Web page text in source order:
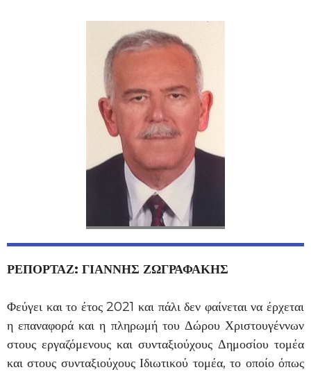
ΡΕΠΟΡΤΑΖ: ΓΙΑΝΝΗΣ ΖΩΓΡΑΦΑΚΗΣ
Φεύγει και το έτος 2021 και πάλι δεν φαίνεται να έρχεται
η επαναφορά και η πληρωμή του Δώρου Χριστουγέννων
στους εργαζόμενους και συνταξιούχους Δημοσίου τομέα
και στους συνταξιούχους Ιδιωτικού τομέα, το οποίο όπως